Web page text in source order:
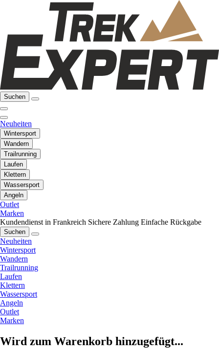
Suchen
Neuheiten
Wintersport
Wandern
Trailrunning
Laufen
Klettern
Wassersport
Angeln
Outlet
Marken
Kundendienst in Frankreich Sichere Zahlung Einfache Rückgabe
Suchen
Neuheiten
Wintersport
Wandern
Trailrunning
Laufen
Klettern
Wassersport
Angeln
Outlet
Marken
Wird zum Warenkorb hinzugefügt...